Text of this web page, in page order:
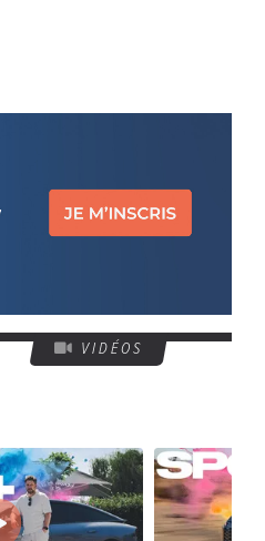
VIDÉOS